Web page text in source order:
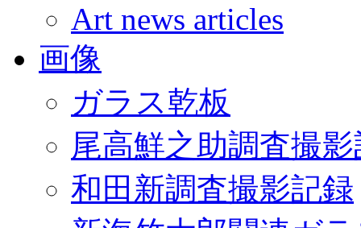
Art news articles
画像
ガラス乾板
尾高鮮之助調査撮
和田新調査撮影記録